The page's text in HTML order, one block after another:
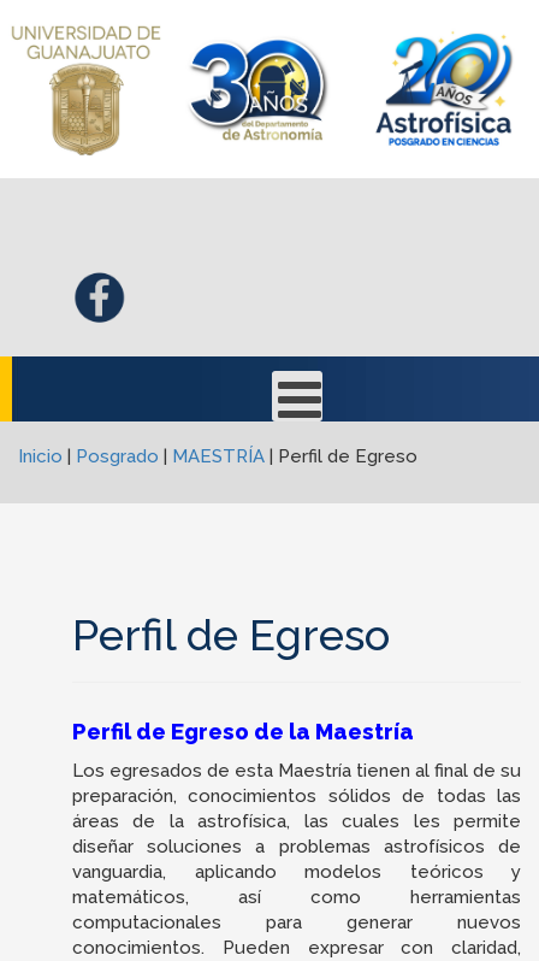
Inicio | Posgrado | MAESTRÍA | Perfil de Egreso
Perfil de Egreso
Perfil de Egreso de la Maestría
Los egresados de esta Maestría tienen al final de su
preparación, conocimientos sólidos de todas las
áreas de la astrofísica, las cuales les permite
diseñar soluciones a problemas astrofísicos de
vanguardia, aplicando modelos teóricos y
matemáticos, así como herramientas
computacionales para generar nuevos
conocimientos. Pueden expresar con claridad,